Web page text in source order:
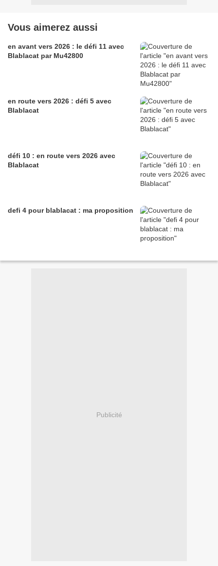
Vous aimerez aussi
en avant vers 2026 : le défi 11 avec
Blablacat par Mu42800
en route vers 2026 : défi 5 avec
Blablacat
défi 10 : en route vers 2026 avec
Blablacat
defi 4 pour blablacat : ma proposition
Publicité